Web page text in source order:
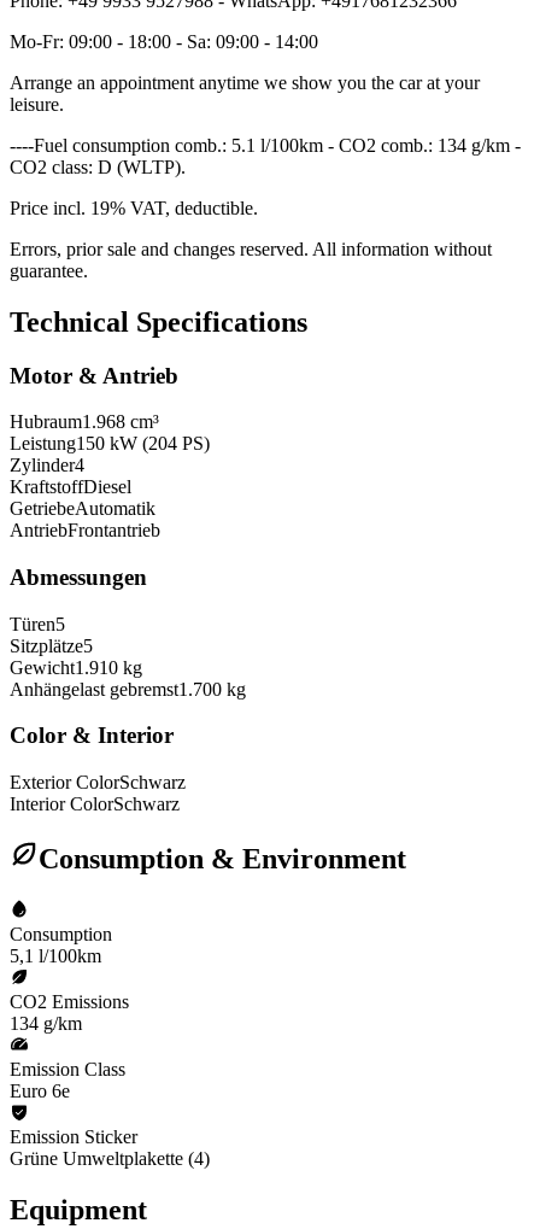
Mo-Fr: 09:00 - 18:00 - Sa: 09:00 - 14:00
Arrange an appointment anytime we show you the car at your
leisure.
----Fuel consumption comb.: 5.1 l/100km - CO2 comb.: 134 g/km -
CO2 class: D (WLTP).
Price incl. 19% VAT, deductible.
Errors, prior sale and changes reserved. All information without
guarantee.
Technical Specifications
Motor & Antrieb
Hubraum1.968 cm³
Leistung150 kW (204 PS)
Zylinder4
KraftstoffDiesel
GetriebeAutomatik
AntriebFrontantrieb
Abmessungen
Türen5
Sitzplätze5
Gewicht1.910 kg
Anhängelast gebremst1.700 kg
Color & Interior
Exterior ColorSchwarz
Interior ColorSchwarz
Consumption & Environment
Consumption
5,1 l/100km
CO2 Emissions
134 g/km
Emission Class
Euro 6e
Emission Sticker
Grüne Umweltplakette (4)
Equipment